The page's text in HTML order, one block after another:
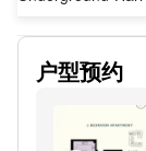
Underground-
Harrow View Stop P
Headstone Drive
户型预约